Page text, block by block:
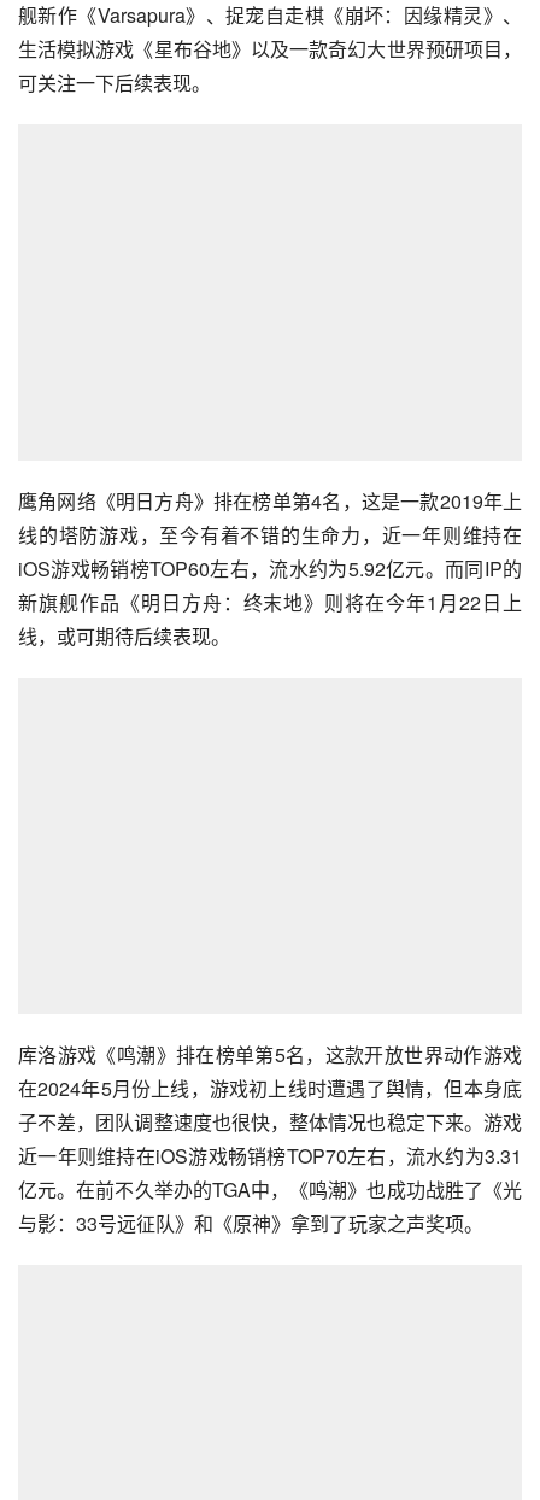
舰新作《Varsapura》、捉宠自走棋《崩坏：因缘精灵》、
生活模拟游戏《星布谷地》以及一款奇幻大世界预研项目，
可关注一下后续表现。
鹰角网络《明日方舟》排在榜单第4名，这是一款2019年上
线的塔防游戏，至今有着不错的生命力，近一年则维持在
iOS游戏畅销榜TOP60左右，流水约为5.92亿元。而同IP的
新旗舰作品《明日方舟：终末地》则将在今年1月22日上
线，或可期待后续表现。
库洛游戏《鸣潮》排在榜单第5名，这款开放世界动作游戏
在2024年5月份上线，游戏初上线时遭遇了舆情，但本身底
子不差，团队调整速度也很快，整体情况也稳定下来。游戏
近一年则维持在iOS游戏畅销榜TOP70左右，流水约为3.31
亿元。在前不久举办的TGA中，《鸣潮》也成功战胜了《光
与影：33号远征队》和《原神》拿到了玩家之声奖项。